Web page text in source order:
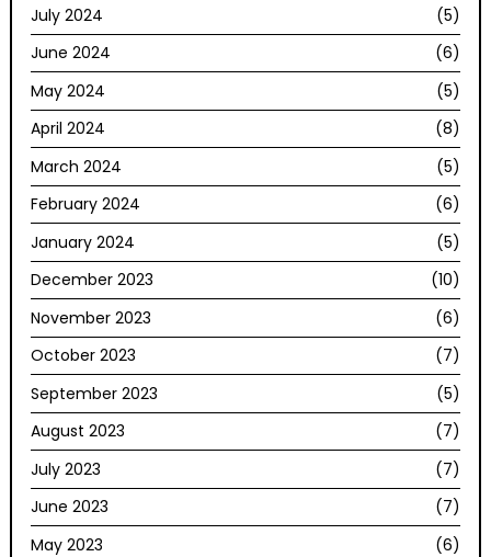
July 2024
(5)
June 2024
(6)
May 2024
(5)
April 2024
(8)
March 2024
(5)
February 2024
(6)
January 2024
(5)
December 2023
(10)
November 2023
(6)
October 2023
(7)
September 2023
(5)
August 2023
(7)
July 2023
(7)
June 2023
(7)
May 2023
(6)